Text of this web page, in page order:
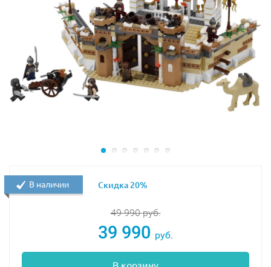
Слева находится башня, на вершине которой
развивается флаг с изображением Зелёного гоблина.
Чуть ниже виден чёрный выступ, служащий отличным
наблюдательным пунктом. Человек-паук может им
воспользоваться во время сражения, а также,
активировав тайный пусковой рычаг, совершить
головокружительный прыжок вниз на своей паутине.
лестницей, устроено логово Крэйвена-охотника, в
контейнер с украденными бриллиантами, но и
система слежения, показывающая местоположение
Если вернуться наверх и продолжить осмотр моста, то
следует обратить внимание на боковые стены башни.
В них встроены поднимающиеся и опускающиеся
49 990руб.
39 990 руб.
В наличии Скидка 20%